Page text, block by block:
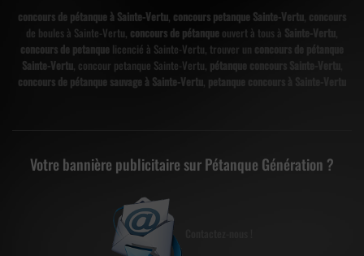
concours de pétanque à Sainte-Vertu, concours petanque Sainte-Vertu, concours
de boules à Sainte-Vertu, concours de pétanque ouvert à tous à Sainte-Vertu,
concours de petanque licencié à Sainte-Vertu, trouver un concours de pétanque
Sainte-Vertu, concour petanque Sainte-Vertu, pétanque concours Sainte-Vertu
concours de pétanque sauvage à Sainte-Vertu, petanque concours à Sainte-Vertu
Votre bannière publicitaire sur Pétanque Génération ?